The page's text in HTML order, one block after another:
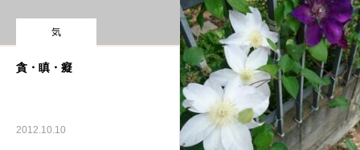
気
貪・瞋・癡
2012.10.10